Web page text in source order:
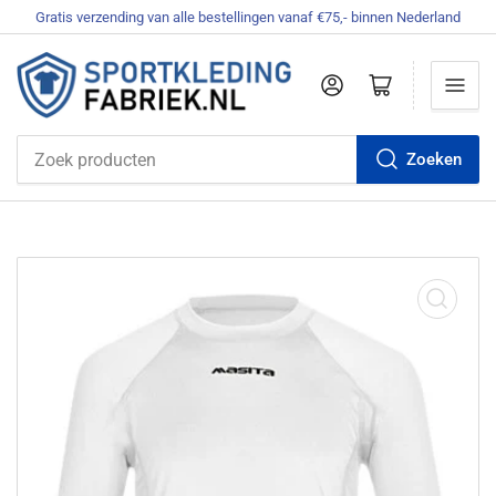
Gratis verzending van alle bestellingen vanaf €75,- binnen Nederland
Zoeken
AanmeldenMini-winkelwagen openen